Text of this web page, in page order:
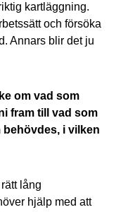
kartläggning.
och försöka
Annars blir det ju
om vad som
fram till vad som
i vilken
lång
hjälp med att